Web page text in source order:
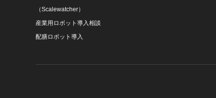
（Scalewatcher）
産業用ロボット導入相談
配膳ロボット導入